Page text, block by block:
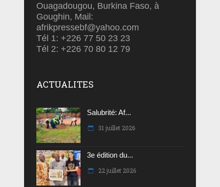
Ouagadougou, Burkina Faso, à
Goughin, Mail:
afrikpressebf@yahoo.com
Tél 1: +226 77 50 23 23
Tél 2: +226 70 80 12 79
ACTUALITES
Salubrité: Af...
31 juillet 2026
3e édition du...
22 juillet 2026